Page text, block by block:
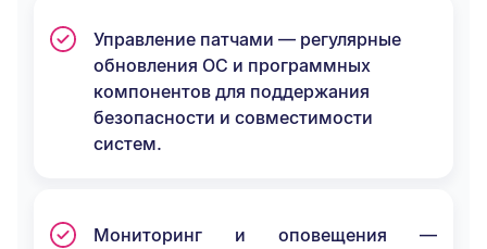
Управление патчами — регулярные
обновления ОС и программных
компонентов для поддержания
безопасности и совместимости
систем.
Мониторинг и оповещения —